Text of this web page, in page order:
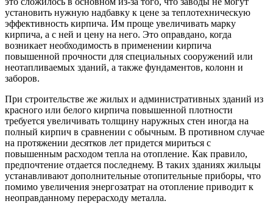
установить нужную надбавку к цене за теплотехническую
эффективность кирпича. Им проще увеличивать марку
кирпича, а с ней и цену на него. Это оправдано, когда
возникает необходимость в применении кирпича
повышенной прочности для специальных сооружений или
неотапливаемых зданий, а также фундаментов, колонн и
заборов.
При строительстве же жилых и административных зданий из
красного или белого кирпича повышенной плотности
требуется увеличивать толщину наружных стен иногда на
полный кирпич в сравнении с обычным. В противном случае
на протяжении десятков лет придется мириться с
повышенным расходом тепла на отопление. Как правило,
предпочтение отдается последнему. В таких зданиях жильцы
устанавливают дополнительные отопительные приборы, что
помимо увеличения энергозатрат на отопление приводит к
неоправданному перерасходу металла.